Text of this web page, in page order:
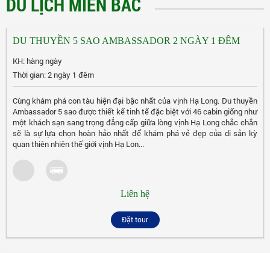
DU THUYỀN 5 SAO AMBASSADOR 2 NGÀY 1 ĐÊM
KH: hàng ngày
Thời gian: 2 ngày 1 đêm
Cùng khám phá con tàu hiện đại bậc nhất của vịnh Hạ Long. Du thuyền
Ambassador 5 sao được thiết kế tinh tế đặc biệt với 46 cabin giống như
một khách sạn sang trọng đẳng cấp giữa lòng vịnh Hạ Long chắc chắn
sẽ là sự lựa chọn hoàn hảo nhất để khám phá vẻ đẹp của di sản kỳ
quan thiên nhiên thế giới vịnh Hạ Lon...
Liên hệ
Đặt tour